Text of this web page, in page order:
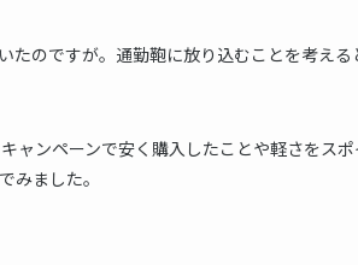
たのですが。通勤鞄に放り込むことを考える
ャンペーンで安く購入したことや軽さをスポ
みました。